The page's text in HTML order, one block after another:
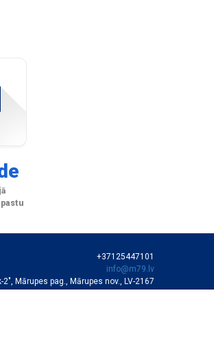
+37125447101
info@m79.lv
2", Mārupes pag., Mārupes nov., LV-2167